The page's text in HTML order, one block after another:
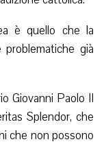
è quello che la
già
Giovanni Paolo II
Splendor, che
che non possono